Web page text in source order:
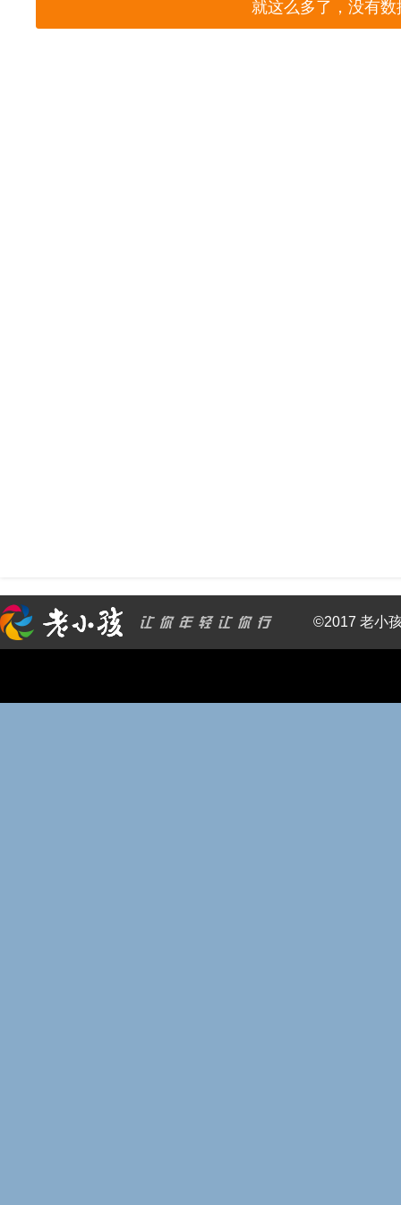
就这么多了，没有数
©2017 老小